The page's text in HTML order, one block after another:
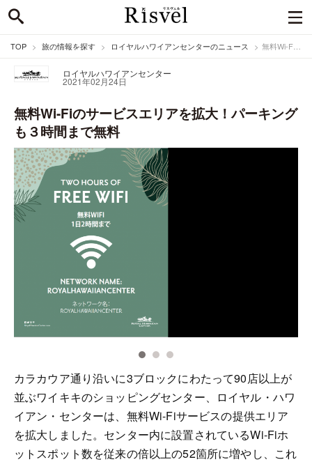
TOP 旅の情報を探す ロイヤルハワイアンセンターのニュース 無料Wi-Fiのサービスエリアを拡大！パーキングも３時間まで無料
ロイヤルハワイアンセンター
2021年02月24日
無料Wi-Fiのサービスエリアを拡大！パーキング
も３時間まで無料
カラカウア通り沿いに3ブロックにわたって90店以上が
並ぶワイキキのショッピングセンター、ロイヤル・ハワ
イアン・センターは、無料Wi-Fiサービスの提供エリア
を拡大しました。センター内に設置されているWi-Fiホ
ットスポット数を従来の倍以上の52箇所に増やし、これ